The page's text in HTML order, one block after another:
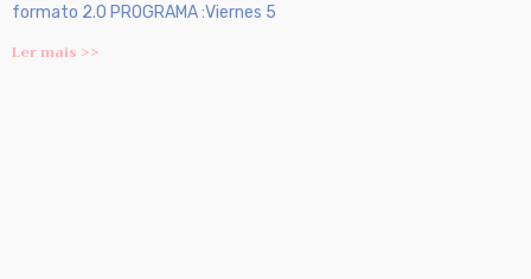
formato 2.0 PROGRAMA :Viernes 5
Ler mais >>